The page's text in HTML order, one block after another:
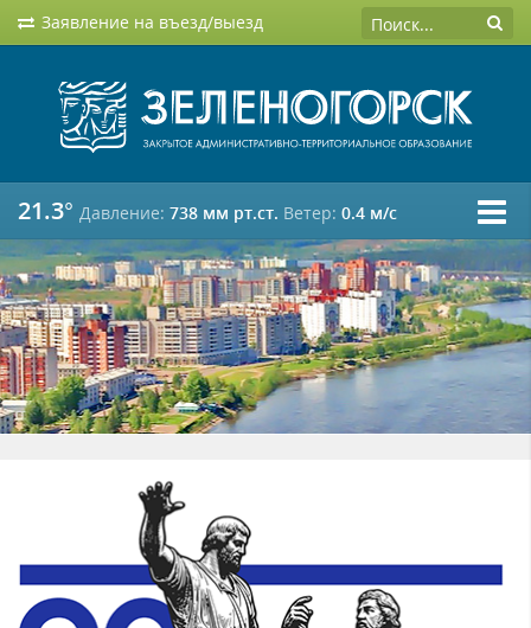
Заявление на въезд/выезд
21.3° Давление: 738 мм рт.ст. Ветер: 0.4 м/c